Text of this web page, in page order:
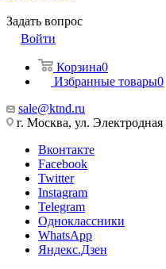
Задать вопрос
Войти
Корзина0
Избранные товары0
sale@ktnd.ru
г. Москва, ул. Электродная
Вконтакте
Facebook
Twitter
Instagram
Telegram
Одноклассники
WhatsApp
Яндекс.Дзен